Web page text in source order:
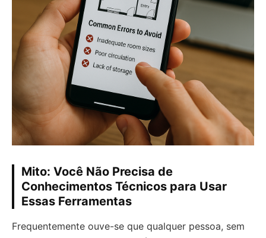
Mito: Você Não Precisa de
Conhecimentos Técnicos para Usar
Essas Ferramentas
Frequentemente ouve-se que qualquer pessoa, sem